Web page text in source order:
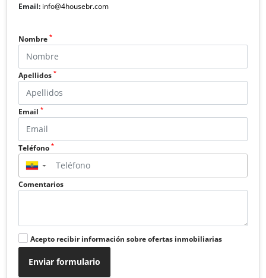
Email: info@4housebr.com
Nombre *
Apellidos *
Email *
Teléfono *
▼
Comentarios
Acepto recibir información sobre ofertas inmobiliarias
Enviar formulario